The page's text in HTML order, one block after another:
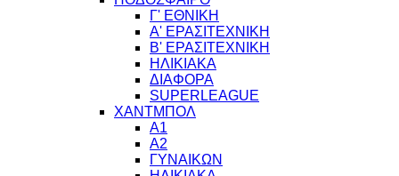
Γ' ΕΘΝΙΚΗ
Α' ΕΡΑΣΙΤΕΧΝΙΚΗ
Β' ΕΡΑΣΙΤΕΧΝΙΚΗ
ΗΛΙΚΙΑΚΑ
ΔΙΑΦΟΡΑ
SUPERLEAGUE
ΧΑΝΤΜΠΟΛ
Α1
Α2
ΓΥΝΑΙΚΩΝ